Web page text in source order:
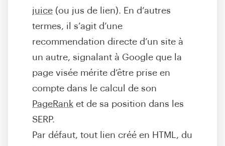
juice (ou jus de lien). En d’autres
termes, il s’agit d’une
recommendation directe d’un site à
un autre, signalant à Google que la
page visée mérite d’être prise en
compte dans le calcul de son
PageRank et de sa position dans les
SERP.
Par défaut, tout lien créé en HTML, du